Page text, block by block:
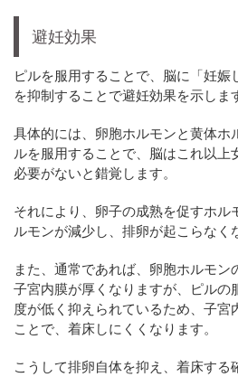
避妊効果
ピルを服用することで、脳に「妊娠
を抑制することで避妊効果を示しま
具体的には、卵胞ホルモンと黄体ホ
ルを服用することで、脳はこれ以上
必要がないと錯覚します。
それにより、卵子の成熟を促すホル
ルモンが減少し、排卵が起こらなく
また、通常であれば、卵胞ホルモン
子宮内膜が厚くなりますが、ピルの
度が低く抑えられているため、子宮
ことで、着床しにくくなります。
こうして排卵自体を抑え、着床する